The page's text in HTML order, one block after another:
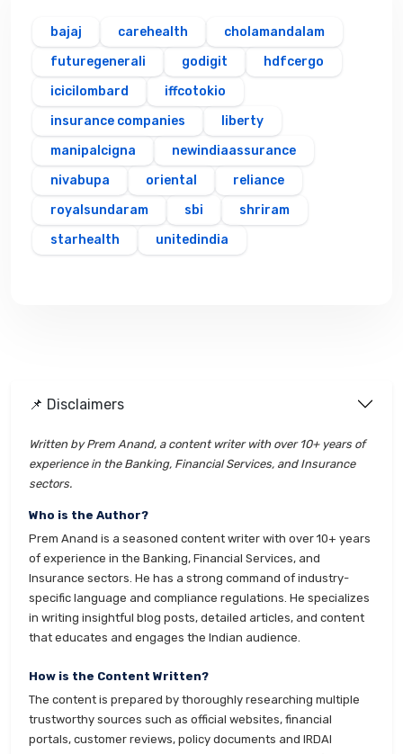
bajaj carehealth
cholamandalam
futuregenerali
godigit
hdfcergo
icicilombard
iffcotokio
insurance companies
liberty
manipalcigna
newindiaassurance
nivabupa
oriental
reliance
royalsundaram
sbi
shriram
starhealth
unitedindia
📌 Disclaimers
Written by Prem Anand, a content writer with over 10+ years of
experience in the Banking, Financial Services, and Insurance
sectors.
Who is the Author?
Prem Anand is a seasoned content writer with over 10+ years
of experience in the Banking, Financial Services, and
Insurance sectors. He has a strong command of industry-
specific language and compliance regulations. He specializes
in writing insightful blog posts, detailed articles, and content
that educates and engages the Indian audience.
How is the Content Written?
The content is prepared by thoroughly researching multiple
trustworthy sources such as official websites, financial
portals, customer reviews, policy documents and IRDAI